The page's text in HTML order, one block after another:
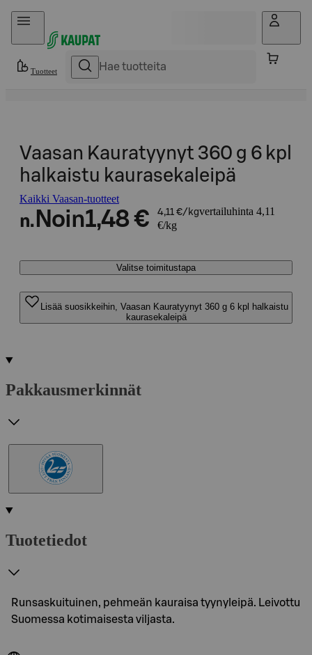
Hyppää sisältöön
Tuotteet
Vaasan Kauratyynyt 360 g 6 kpl
halkaistu kaurasekaleipä
Kaikki Vaasan-tuotteet
n. Noin1,48 € 4,11 €/kgvertailuhinta 4,11
€/kg
Valitse toimitustapa
Lisää suosikkeihin, Vaasan Kauratyynyt 360 g 6 kpl halkaistu
kaurasekaleipä
Pakkausmerkinnät
Tuotetiedot
Runsaskuituinen, pehmeän kauraisa tyynyleipä. Leivottu
Suomessa kotimaisesta viljasta.